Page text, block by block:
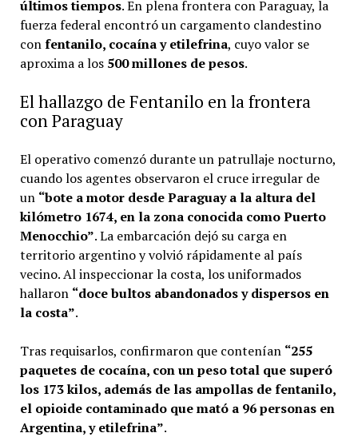
últimos tiempos. En plena frontera con Paraguay, la
fuerza federal encontró un cargamento clandestino
confentanilo, cocaína y etilefrina, cuyo valor se
aproxima a los 500 millones de pesos.
El hallazgo de Fentanilo en la frontera
con Paraguay
El operativo comenzó durante un patrullaje nocturno,
cuando los agentes observaron el cruce irregular de
un “bote a motor desde Paraguay a la altura del
kilómetro 1674, en la zona conocida como Puerto
Menocchio”. La embarcación dejó su carga en
territorio argentino y volvió rápidamente al país
vecino. Al inspeccionar la costa, los uniformados
hallaron “doce bultos abandonados y dispersos en
la costa”.
Tras requisarlos, confirmaron que contenían “255
paquetes de cocaína, con un peso total que superó
los 173 kilos, además de las ampollas de fentanilo,
el opioide contaminado que mató a 96 personas en
Argentina, y etilefrina”.